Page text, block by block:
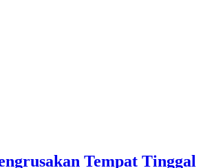
Tempat Tinggal